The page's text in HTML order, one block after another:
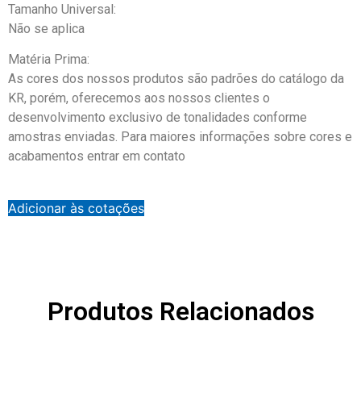
Tamanho Universal:
Não se aplica
Matéria Prima:
As cores dos nossos produtos são padrões do catálogo da
KR, porém, oferecemos aos nossos clientes o
desenvolvimento exclusivo de tonalidades conforme
amostras enviadas. Para maiores informações sobre cores e
acabamentos entrar em contato
Adicionar às cotações
Produtos Relacionados